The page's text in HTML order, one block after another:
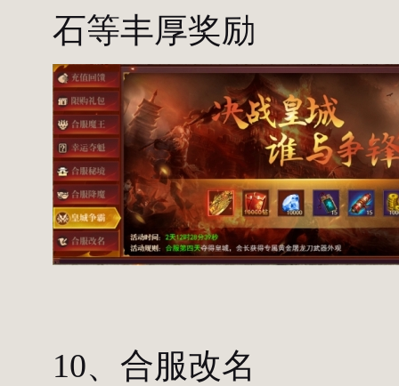
石等丰厚奖励
10、合服改名